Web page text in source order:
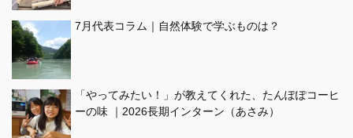
7月代表コラム｜自然体験で学ぶものは？
「やってみたい！」が教えてくれた、たんぽぽコーヒ
ーの味 ｜2026長期インターン（あさみ）